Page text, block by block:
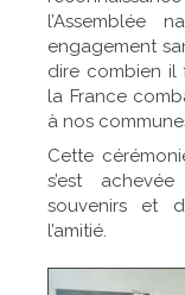
l’Assemblée
engagement
dire combien il
la France
à nos
Cette
s’est
souvenirs et
l’amitié.